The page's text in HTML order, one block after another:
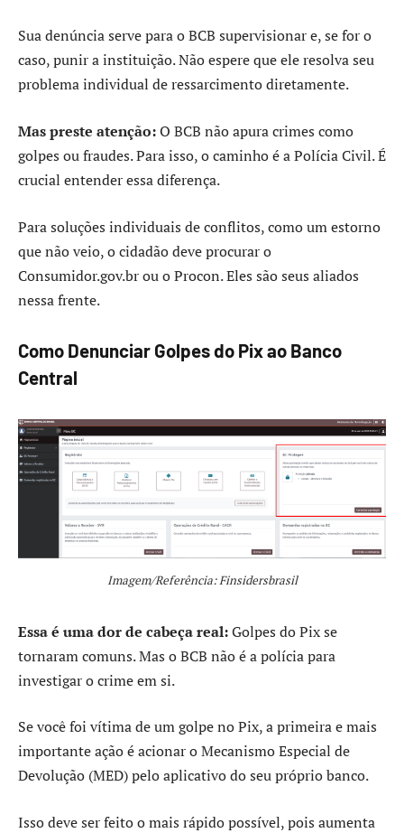
Sua denúncia serve para o BCB supervisionar e, se for o
caso, punir a instituição. Não espere que ele resolva seu
problema individual de ressarcimento diretamente.
Mas preste atenção:O BCB não apura crimes como
golpes ou fraudes. Para isso, o caminho é a Polícia Civil. É
crucial entender essa diferença.
Para soluções individuais de conflitos, como um estorno
que não veio, o cidadão deve procurar o
Consumidor.gov.br ou o Procon. Eles são seus aliados
nessa frente.
Como Denunciar Golpes do Pix ao Banco
Central
Imagem/Referência: Finsidersbrasil
Essa é uma dor de cabeça real:Golpes do Pix se
tornaram comuns. Mas o BCB não é a polícia para
investigar o crime em si.
Se você foi vítima de um golpe no Pix, a primeira e mais
importante ação é acionar o Mecanismo Especial de
Devolução (MED) pelo aplicativo do seu próprio banco.
Isso deve ser feito o mais rápido possível, pois aumenta